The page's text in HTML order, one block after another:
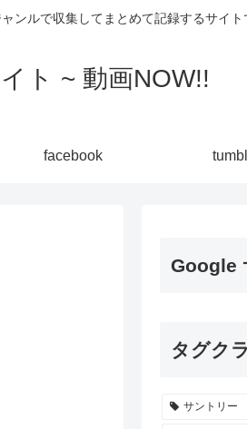
ンルで収集してまとめて記録するサイト
ト ~ 動画NOW!!
facebook
Google
タグク
サントリー